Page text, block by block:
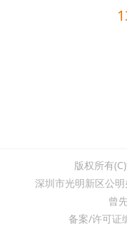
版权所有
深圳市光明新区公
曾
备案/许可证